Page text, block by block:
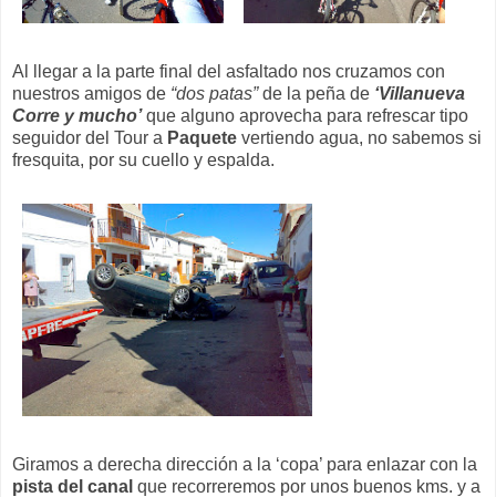
Al llegar a la parte final del asfaltado nos cruzamos con
nuestros amigos de “dos patas”de la peña de ‘Villanueva
Corre y mucho’que alguno aprovecha para refrescar tipo
seguidor del Tour a Paquete vertiendo agua, no sabemos si
fresquita, por su cuello y espalda.
Giramos a derecha dirección a la ‘copa’ para enlazar con la
pista del canal que recorreremos por unos buenos kms. y a